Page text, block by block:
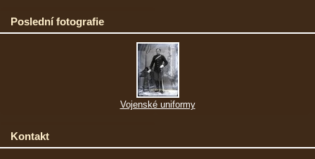
Poslední fotografie
Vojenské uniformy
Kontakt